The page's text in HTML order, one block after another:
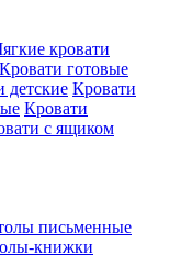
кровати
Кровати готовые
детские Кровати
Кровати
с ящиком
письменные
книжки